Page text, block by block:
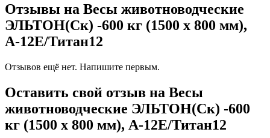
Отзывы на Весы животноводческие
ЭЛЬТОН(Ск) -600 кг (1500 х 800 мм),
А-12Е/Титан12
Отзывов ещё нет. Напишите первым.
Оставить свой отзыв на Весы
животноводческие ЭЛЬТОН(Ск) -600
кг (1500 х 800 мм), А-12Е/Титан12